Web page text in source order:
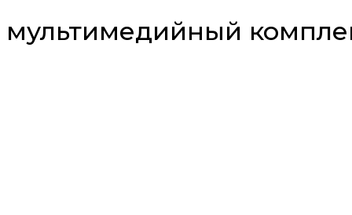
мультимедийный